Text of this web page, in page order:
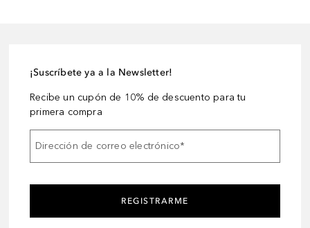
¡Suscríbete ya a la Newsletter!
Recibe un cupón de 10% de descuento para tu
primera compra
Dirección de correo electrónico*
REGISTRARME